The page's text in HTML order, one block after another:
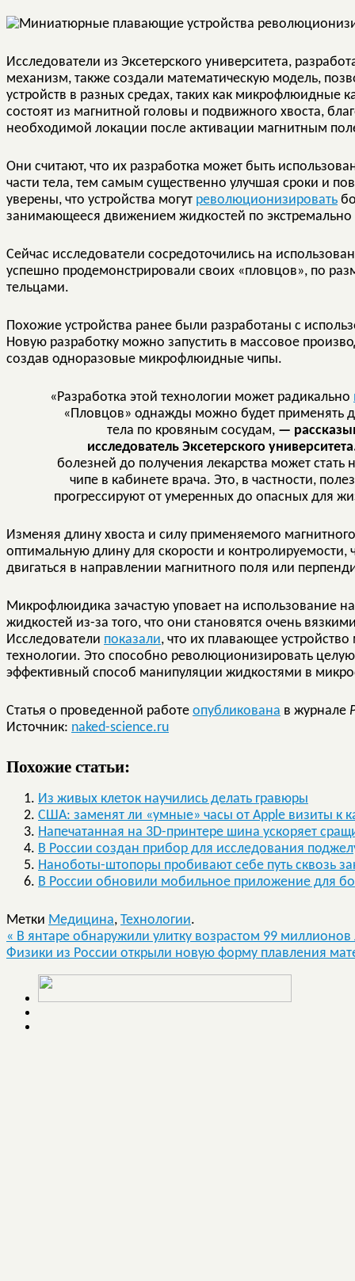
Исследователи из Эксетерского университета,
механизм, также создали математическую модель,
устройств в разных средах, таких как микрофлюидные
состоят из магнитной головы и подвижного хвоста,
необходимой локации после активации магнитным
Они считают, что их разработка может быть
части тела, тем самым существенно улучшая сроки и
уверены, что устройства могут революционизировать
занимающееся движением жидкостей по экстремально
Сейчас исследователи сосредоточились на
успешно продемонстрировали своих «пловцов», по
тельцами.
Похожие устройства ранее были разработаны с
Новую разработку можно запустить в массовое
создав одноразовые микрофлюидные чипы.
«Разработка этой технологии может радикально
«Пловцов» однажды можно будет применять
тела по кровяным сосудам, —
исследователь Эксетерского
болезней до получения лекарства может стать
чипе в кабинете врача. Это, в частности,
прогрессируют от умеренных до опасных для
Изменяя длину хвоста и силу применяемого
оптимальную длину для скорости и контролируемости,
двигаться в направлении магнитного поля или
Микрофлюидика зачастую уповает на использование
жидкостей из-за того, что они становятся очень
Исследователи показали, что их плавающее
технологии. Это способно революционизировать
эффективный способ манипуляции жидкостями в
Статья о проведенной работе опубликована в журнале
Источник: naked-science.ru
Похожие статьи:
Из живых клеток научились делать гравюры
США: заменят ли «умные» часы от Apple визиты к
Напечатанная на 3D-принтере шина ускоряет
В России создан прибор для исследования
Наноботы-штопоры пробивают себе путь сквозь
В России обновили мобильное приложение для
Метки Медицина, Технологии.
« В янтаре обнаружили улитку возрастом 99 миллионов
Физики из России открыли новую форму плавления